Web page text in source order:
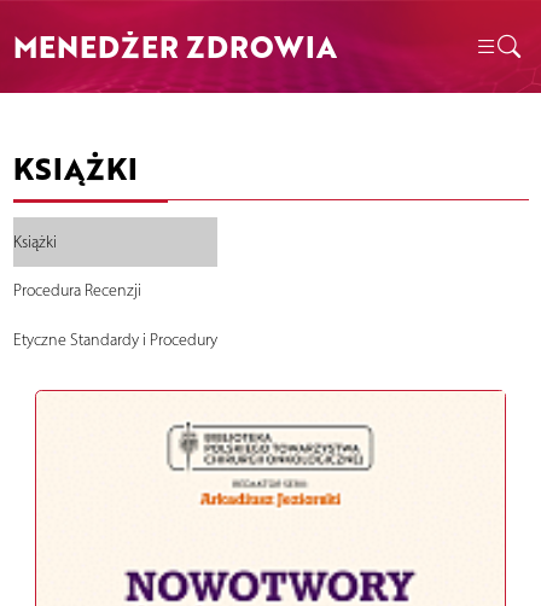
MENEDŻER ZDROWIA
KSIĄŻKI
Książki
Procedura Recenzji
Etyczne Standardy i Procedury